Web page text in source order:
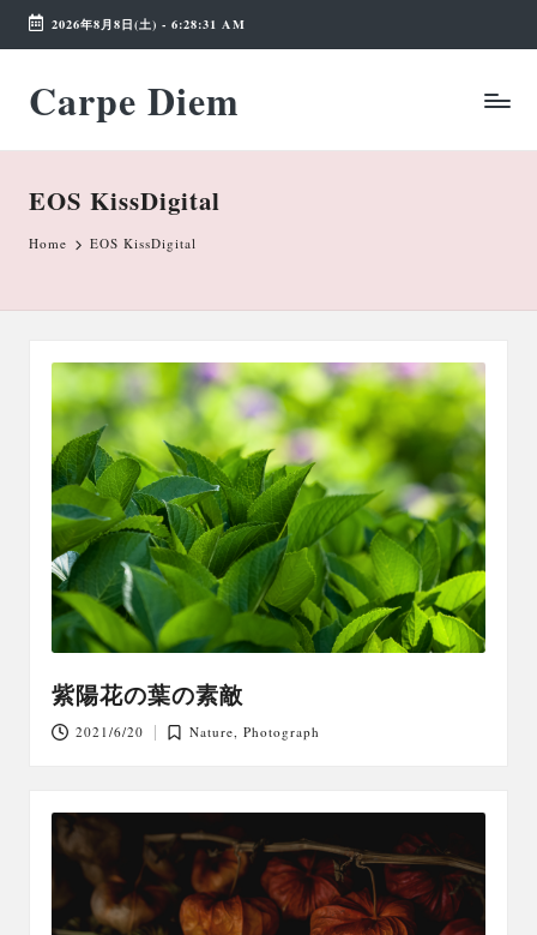
Skip
content
2026年8月8日(土) - 6:28:31 AM
Carpe Diem
Weekend
Wonderland
EOS KissDigital
Home EOS KissDigital
紫陽花の葉の素敵
2021/6/20
Posted
Nature,Photograph